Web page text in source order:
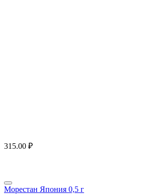
315.00 ₽
Морестан Япония 0,5 г